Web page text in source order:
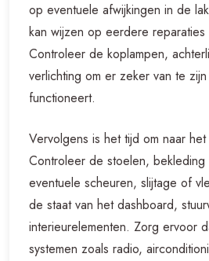
op eventuele afwijkingen in de
kan wijzen op eerdere reparaties
Controleer de koplampen,
verlichting om er zeker van te
functioneert.
Vervolgens is het tijd om naar
Controleer de stoelen, bekleding
eventuele scheuren, slijtage of
de staat van het dashboard,
interieurelementen. Zorg ervoor
systemen zoals radio,